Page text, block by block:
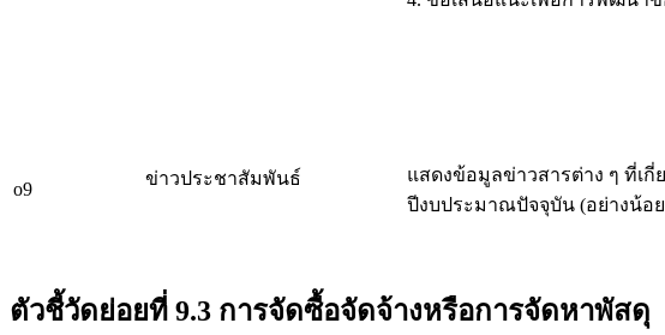
o9
ข่าวประชาสัมพันธ์
แสดงข้อมูลข่าวสารต่าง ๆ ที่เ
ปีงบประมาณปัจจุบัน (อย่างน้อ
ตัวชี้วัดย่อยที่ 9.3 การจัดซื้อจัดจ้างหรือการจัดหาพัสดุ